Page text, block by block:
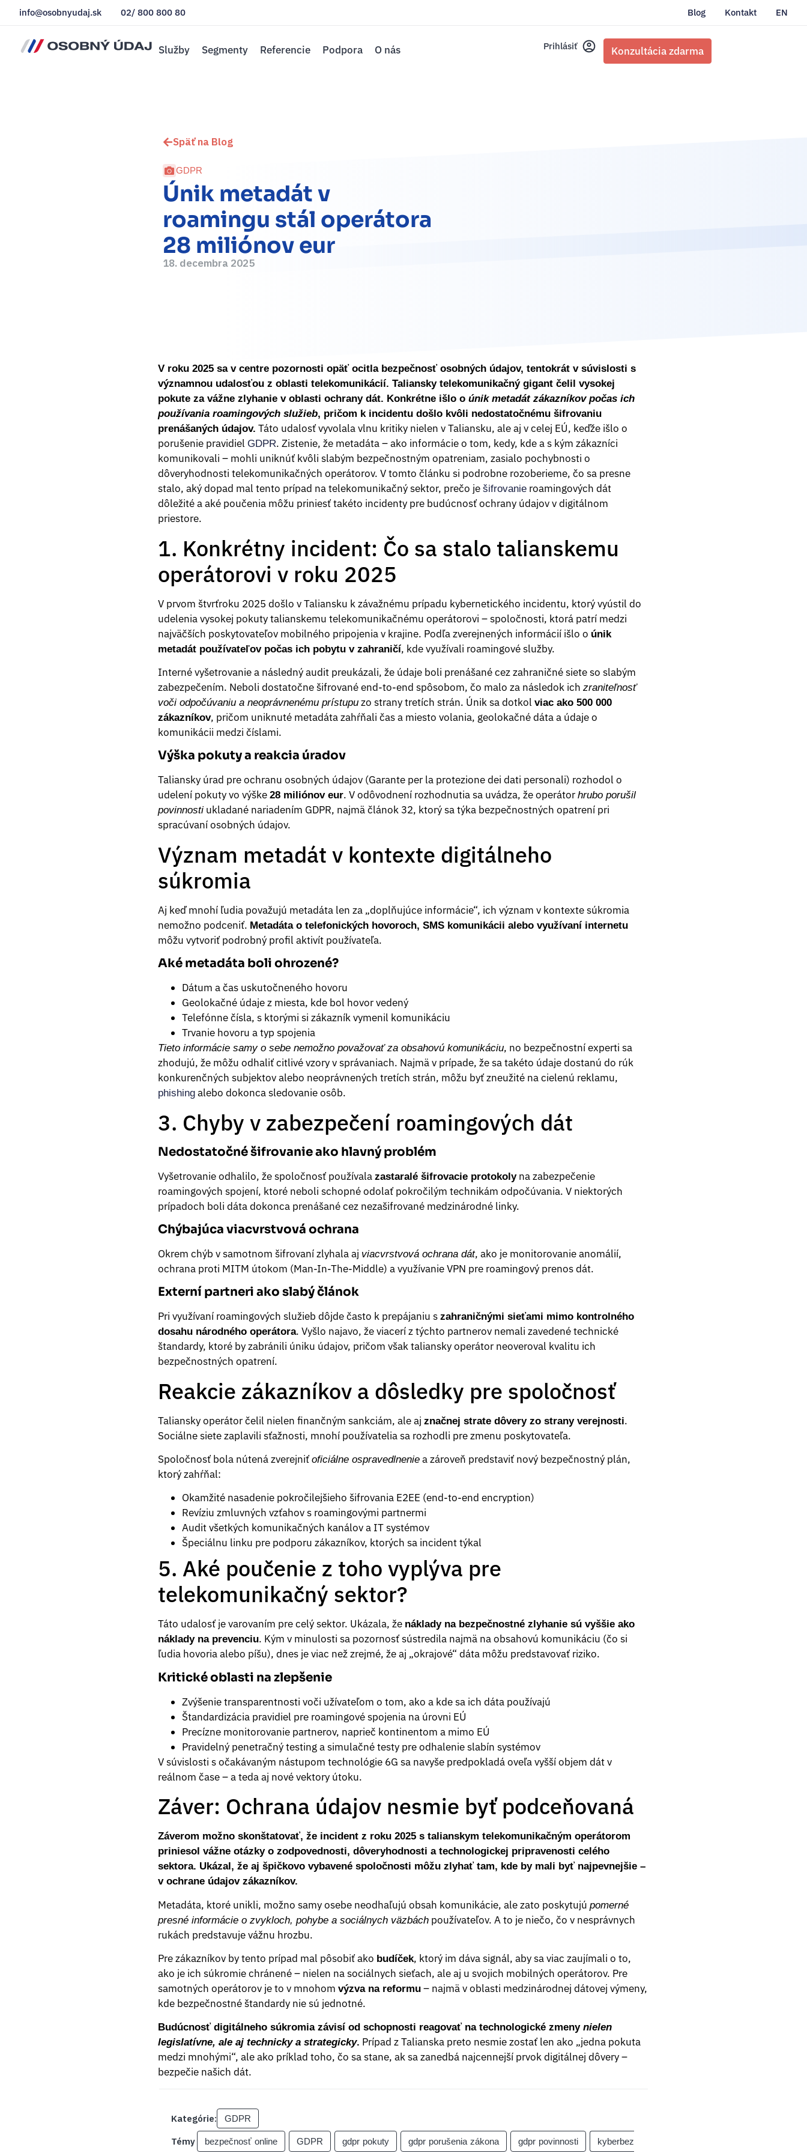
info@osobnyudaj.sk 02/ 800 800 80 Blog Kontakt EN
Služby Segmenty Referencie Podpora O nás Prihlásiť Konzultácia zdarma
Späť na Blog
GDPR
Únik metadát v
roamingu stál operátora
28 miliónov eur
18. decembra 2025
V roku 2025 sa v centre pozornosti opäť ocitla bezpečnosť osobných údajov, tentokrát v súvislosti s
významnou udalosťou z oblasti telekomunikácií. Taliansky telekomunikačný gigant čelil vysokej
pokute za vážne zlyhanie v oblasti ochrany dát. Konkrétne išlo o únik metadát zákazníkov počas ich
používania roamingových služieb, pričom k incidentu došlo kvôli nedostatočnému šifrovaniu
prenášaných údajov. Táto udalosť vyvolala vlnu kritiky nielen v Taliansku, ale aj v celej EÚ, keďže išlo o
porušenie pravidiel GDPR. Zistenie, že metadáta – ako informácie o tom, kedy, kde a s kým zákazníci
komunikovali – mohli uniknúť kvôli slabým bezpečnostným opatreniam, zasialo pochybnosti o
dôveryhodnosti telekomunikačných operátorov. V tomto článku si podrobne rozoberieme, čo sa presne
stalo, aký dopad mal tento prípad na telekomunikačný sektor, prečo je šifrovanieroamingových dát
dôležité a aké poučenia môžu priniesť takéto incidenty pre budúcnosť ochrany údajov v digitálnom
priestore.
1. Konkrétny incident: Čo sa stalo talianskemu
operátorovi v roku 2025
V prvom štvrťroku 2025 došlo v Taliansku k závažnému prípadu kybernetického incidentu, ktorý vyústil do
udelenia vysokej pokuty talianskemu telekomunikačnému operátorovi – spoločnosti, ktorá patrí medzi
najväčších poskytovateľov mobilného pripojenia v krajine. Podľa zverejnených informácií išlo o únik
metadát používateľov počas ich pobytu v zahraničí, kde využívali roamingové služby.
Interné vyšetrovanie a následný audit preukázali, že údaje boli prenášané cez zahraničné siete so slabým
zabezpečením. Neboli dostatočne šifrované end-to-end spôsobom, čo malo za následok ich zraniteľnosť
voči odpočúvaniu a neoprávnenému prístupuzo strany tretích strán. Únik sa dotkol viac ako 500 000
zákazníkov, pričom uniknuté metadáta zahŕňali čas a miesto volania, geolokačné dáta a údaje o
komunikácii medzi číslami.
Výška pokuty a reakcia úradov
Taliansky úrad pre ochranu osobných údajov (Garante per la protezione dei dati personali) rozhodol o
udelení pokuty vo výške 28 miliónov eur. V odôvodnení rozhodnutia sa uvádza, že operátor hrubo porušil
povinnostiukladané nariadením GDPR, najmä článok 32, ktorý sa týka bezpečnostných opatrení pri
spracúvaní osobných údajov.
Význam metadát v kontexte digitálneho
súkromia
Aj keď mnohí ľudia považujú metadáta len za „doplňujúce informácie“, ich význam v kontexte súkromia
nemožno podceniť. Metadáta o telefonických hovoroch, SMS komunikácii alebo využívaní internetu
môžu vytvoriť podrobný profil aktivít používateľa.
Aké metadáta boli ohrozené?
Dátum a čas uskutočneného hovoru
Geolokačné údaje z miesta, kde bol hovor vedený
Telefónne čísla, s ktorými si zákazník vymenil komunikáciu
Trvanie hovoru a typ spojenia
Tieto informácie samy o sebe nemožno považovať za obsahovú komunikáciu, no bezpečnostní experti sa
zhodujú, že môžu odhaliť citlivé vzory v správaniach. Najmä v prípade, že sa takéto údaje dostanú do rúk
konkurenčných subjektov alebo neoprávnených tretích strán, môžu byť zneužité na cielenú reklamu,
phishingalebo dokonca sledovanie osôb.
3. Chyby v zabezpečení roamingových dát
Nedostatočné šifrovanie ako hlavný problém
Vyšetrovanie odhalilo, že spoločnosť používala zastaralé šifrovacie protokolyna zabezpečenie
roamingových spojení, ktoré neboli schopné odolať pokročilým technikám odpočúvania. V niektorých
prípadoch boli dáta dokonca prenášané cez nezašifrované medzinárodné linky.
Chýbajúca viacvrstvová ochrana
Okrem chýb v samotnom šifrovaní zlyhala aj viacvrstvová ochrana dát, ako je monitorovanie anomálií,
ochrana proti MITM útokom (Man-In-The-Middle) a využívanie VPN pre roamingový prenos dát.
Externí partneri ako slabý článok
Pri využívaní roamingových služieb dôjde často k prepájaniu s zahraničnými sieťami mimo kontrolného
dosahu národného operátora. Vyšlo najavo, že viacerí z týchto partnerov nemali zavedené technické
štandardy, ktoré by zabránili úniku údajov, pričom však taliansky operátor neoveroval kvalitu ich
bezpečnostných opatrení.
Reakcie zákazníkov a dôsledky pre spoločnosť
Taliansky operátor čelil nielen finančným sankciám, ale aj značnej strate dôvery zo strany verejnosti.
Sociálne siete zaplavili sťažnosti, mnohí používatelia sa rozhodli pre zmenu poskytovateľa.
Spoločnosť bola nútená zverejniťoficiálne ospravedlneniea zároveň predstaviť nový bezpečnostný plán,
ktorý zahŕňal:
Okamžité nasadenie pokročilejšieho šifrovania E2EE (end-to-end encryption)
Revíziu zmluvných vzťahov s roamingovými partnermi
Audit všetkých komunikačných kanálov a IT systémov
Špeciálnu linku pre podporu zákazníkov, ktorých sa incident týkal
5. Aké poučenie z toho vyplýva pre
telekomunikačný sektor?
Táto udalosť je varovaním pre celý sektor. Ukázala, že náklady na bezpečnostné zlyhanie sú vyššie ako
náklady na prevenciu. Kým v minulosti sa pozornosť sústredila najmä na obsahovú komunikáciu (čo si
ľudia hovoria alebo píšu), dnes je viac než zrejmé, že aj „okrajové“ dáta môžu predstavovať riziko.
Kritické oblasti na zlepšenie
Zvýšenie transparentnosti voči užívateľom o tom, ako a kde sa ich dáta používajú
Štandardizácia pravidiel pre roamingové spojenia na úrovni EÚ
Precízne monitorovanie partnerov, naprieč kontinentom a mimo EÚ
Pravidelný penetračný testing a simulačné testy pre odhalenie slabín systémov
V súvislosti s očakávaným nástupom technológie 6G sa navyše predpokladá oveľa vyšší objem dát v
reálnom čase – a teda aj nové vektory útoku.
Záver: Ochrana údajov nesmie byť podceňovaná
Záverom možno skonštatovať, že incident z roku 2025 s talianskym telekomunikačným operátorom
priniesol vážne otázky o zodpovednosti, dôveryhodnosti a technologickej pripravenosti celého
sektora. Ukázal, že aj špičkovo vybavené spoločnosti môžu zlyhať tam, kde by mali byť najpevnejšie –
v ochrane údajov zákazníkov.
Metadáta, ktoré unikli, možno samy osebe neodhaľujú obsah komunikácie, ale zato poskytujú pomerné
presné informácie o zvykloch, pohybe a sociálnych väzbáchpoužívateľov. A to je niečo, čo v nesprávnych
rukách predstavuje vážnu hrozbu.
Pre zákazníkov by tento prípad mal pôsobiť ako budíček, ktorý im dáva signál, aby sa viac zaujímali o to,
ako je ich súkromie chránené – nielen na sociálnych sieťach, ale aj u svojich mobilných operátorov. Pre
samotných operátorov je to v mnohom výzva na reformu– najmä v oblasti medzinárodnej dátovej výmeny,
kde bezpečnostné štandardy nie sú jednotné.
Budúcnosť digitálneho súkromia závisí od schopnosti reagovať na technologické zmeny nielen
legislatívne, ale aj technicky a strategicky. Prípad z Talianska preto nesmie zostať len ako „jedna pokuta
medzi mnohými“, ale ako príklad toho, čo sa stane, ak sa zanedbá najcennejší prvok digitálnej dôvery –
bezpečie našich dát.
Kategórie: GDPR
Témy bezpečnosť online GDPR gdpr pokuty gdpr porušenia zákona gdpr povinnosti kyberbez